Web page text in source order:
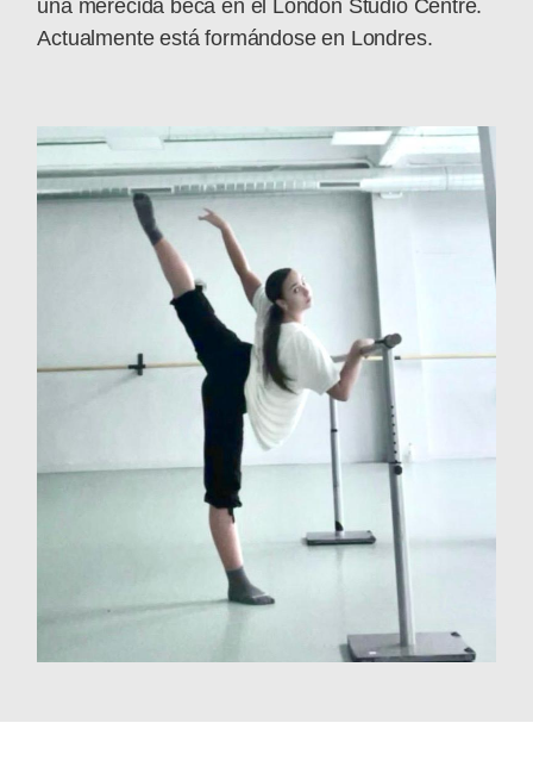
una merecida beca en el London Studio Centre.
Actualmente está formándose en Londres.